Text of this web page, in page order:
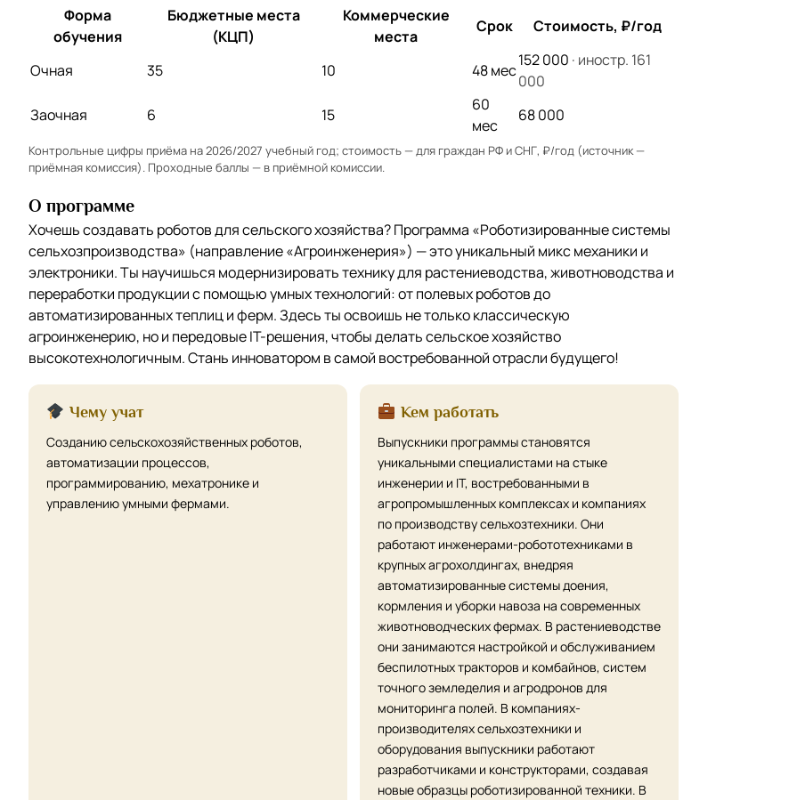
Форма
обучения
Бюджетные места
(КЦП)
Коммерческие
места
Срок Стоимость, ₽/год
Очная 35 10 48 мес
152 000 · иностр. 161
000
Заочная
6 15
60
мес
68 000
Контрольные цифры приёма на 2026/2027 учебный год; стоимость — для граждан РФ и СНГ, ₽/год (источник —
приёмная комиссия). Проходные баллы — в приёмной комиссии.
О программе
Хочешь создавать роботов для сельского хозяйства? Программа «Роботизированные системы
сельхозпроизводства» (направление «Агроинженерия») — это уникальный микс механики и
электроники. Ты научишься модернизировать технику для растениеводства, животноводства и
переработки продукции с помощью умных технологий: от полевых роботов до
автоматизированных теплиц и ферм. Здесь ты освоишь не только классическую
агроинженерию, но и передовые IT-решения, чтобы делать сельское хозяйство
высокотехнологичным. Стань инноватором в самой востребованной отрасли будущего!
Чему учат
Созданию сельскохозяйственных роботов,
автоматизации процессов,
программированию, мехатронике и
управлению умными фермами.
Кем работать
Выпускники программы становятся
уникальными специалистами на стыке
инженерии и IT, востребованными в
агропромышленных комплексах и компаниях
по производству сельхозтехники. Они
работают инженерами-робототехниками в
крупных агрохолдингах, внедряя
автоматизированные системы доения,
кормления и уборки навоза на современных
животноводческих фермах. В растениеводстве
они занимаются настройкой и обслуживанием
беспилотных тракторов и комбайнов, систем
точного земледелия и агродронов для
мониторинга полей. В компаниях-
производителях сельхозтехники и
оборудования выпускники работают
разработчиками и конструкторами, создавая
новые образцы роботизированной техники. В